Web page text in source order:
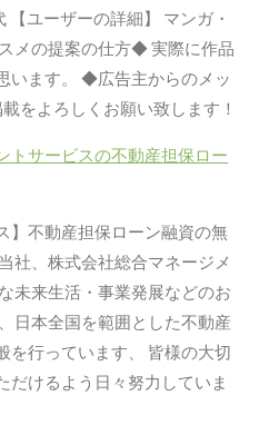
【ユーザーの詳細】
マンガ・
メの提案の仕方◆実際に作品
ます。
◆広告主からのメッ
をよろしくお願い致します！
サービスの不動産担保ロー
】不動産担保ローン融資の無
当社、株式会社総合マネージメ
未来生活・事業発展などのお
日本全国を範囲とした不動産
行っています、
皆様の大切
だけるよう日々努力していま